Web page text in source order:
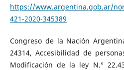
https://www.argentina.gob.ar/
421-2020-345389
Congreso de la Nación
24314, Accesibilidad de
Modificación de la ley N.°